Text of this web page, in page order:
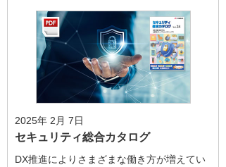
2025年 2月 7日
セキュリティ総合カタログ
DX推進によりさまざまな働き方が増えてい